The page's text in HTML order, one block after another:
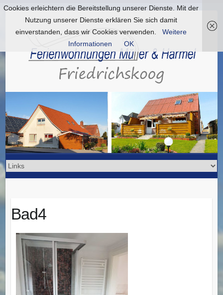
Bad4
Cookies erleichtern die Bereitstellung unserer Dienste. Mit der
Nutzung unserer Dienste erklären Sie sich damit
einverstanden, dass wir Cookies verwenden.
Weitere
Informationen
OK